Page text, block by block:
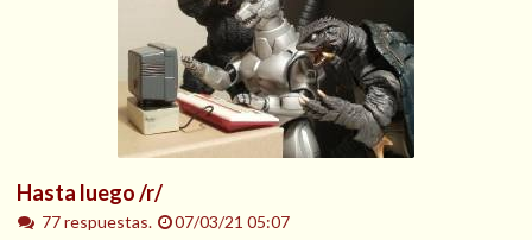
Hasta luego /r/
77 respuestas.
07/03/21 05:07